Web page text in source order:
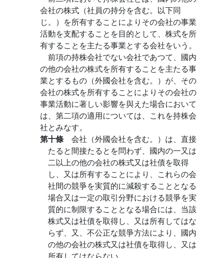
会社の株式（社員の持分を含む。以下同
じ。）を所有することによりその会社の事業
活動を支配することを目的として、株式を所
有することを主たる事業とする会社をいう。
前項の持株会社でない会社であつて、國内
の他の会社の株式を所有することを主たる事
業とするもの（外國会社を含む。）が、その
会社の株式を所有することによりその会社の
事業活動に著しい影響を與えた場合において
は、第二項の適用については、これを持株会
社とみなす。
第十條 会社（外國会社を含む。）は、直接
たると間接たるとを問わず、國内の一又は
二以上の他の会社の株式又は社債を取得
し、又は所有することにより、これらの会
社間の競爭を実質的に減殺することとなる
場合又は一定の取引分野における競爭を実
質的に制限することとなる場合には、当該
株式又は社債を取得し、又は所有してはな
らず、又、不公正な競爭方法により、國内
の他の会社の株式又は社債を取得し、又は